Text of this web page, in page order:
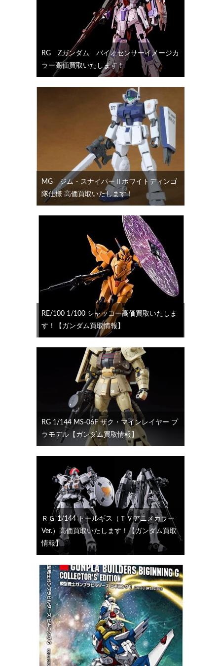
RG Ζガンダム バイオセンサーイメージカ
ラー高価買取いたします！
MG ジム・スナイパーⅡホワイトディンゴ
隊仕様 高価買取いたします！
RE/100 1/100 シャッコー高価買取いたしま
す！【ガンダム買取情報】
RG 1/144 MS-06F ザク・マインレイヤー プ
ラモデル【ガンダム買取情報】
ＲＧ 1/144 トールギス（ＴＶアニメカラー
Ver.）高価買取いたします！【ガンダム買取
情報】